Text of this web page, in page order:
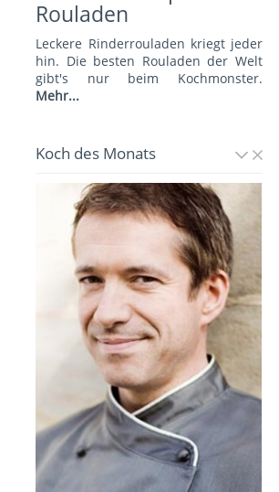
Rouladen
Leckere Rinderrouladen kriegt jeder
hin. Die besten Rouladen der Welt
gibt's nur beim Kochmonster.
Mehr...
Koch des Monats